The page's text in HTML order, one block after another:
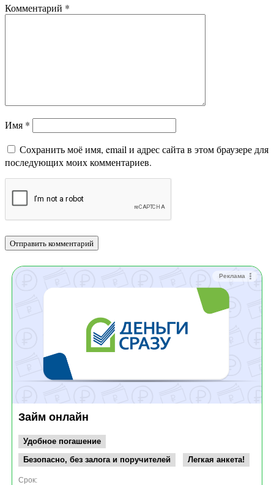
Комментарий *
Имя *
Сохранить моё имя, email и адрес сайта в этом браузере для
последующих моих комментариев.
Реклама
Займ онлайн
Удобное погашение
Безопасно, без залога и поручителей
Легкая анкета!
Срок: